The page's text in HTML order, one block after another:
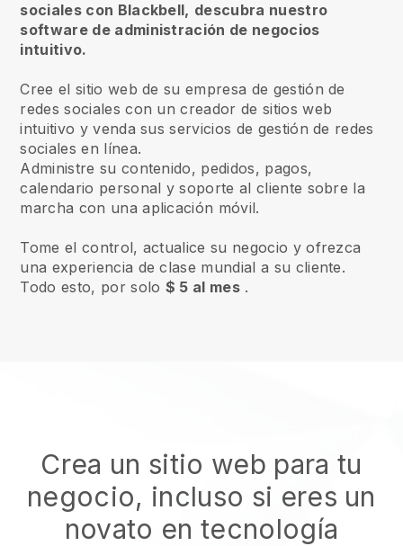
sociales con Blackbell, descubra nuestro
software de administración de negocios
intuitivo.
Cree el sitio web de su empresa de gestión de
redes sociales con un creador de sitios web
intuitivo y venda sus servicios de gestión de redes
sociales en línea.
Administre su contenido, pedidos, pagos,
calendario personal y soporte al cliente sobre la
marcha con una aplicación móvil.
Tome el control, actualice su negocio y ofrezca
una experiencia de clase mundial a su cliente.
Todo esto, por solo $ 5 al mes .
Crea un sitio web para tu
negocio, incluso si eres un
novato en tecnología